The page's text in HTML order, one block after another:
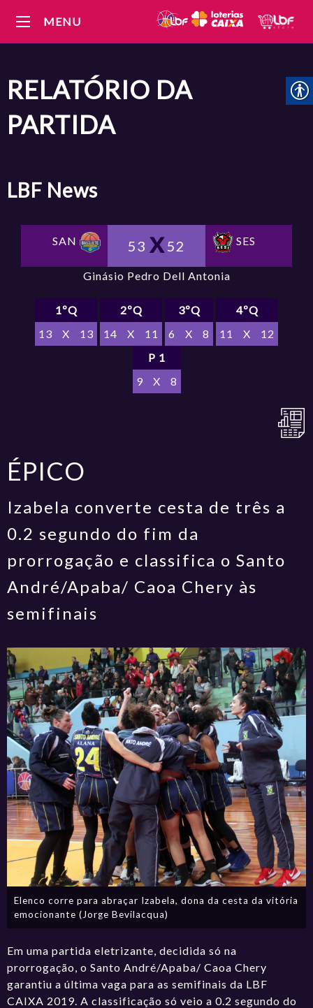
MENU
RELATÓRIO DA
PARTIDA
LBF News
SAN 53 52 SES
Ginásio Pedro Dell Antonia
1ºQ
13
X 13
2ºQ
14
X 11
3ºQ
6
X 8
4ºQ
11
X
12
P 1
9
X 8
ÉPICO
Izabela converte cesta de três a
0.2 segundo do fim da
prorrogação e classifica o Santo
André/Apaba/ Caoa Chery às
semifinais
Elenco corre para abraçar Izabela, dona da cesta da vitória
emocionante (Jorge Bevilacqua)
Em uma partida eletrizante, decidida só na
prorrogação, o Santo André/Apaba/ Caoa Chery
garantiu a última vaga para as semifinais da LBF
CAIXA 2019. A classificação só veio a 0.2 segundo do